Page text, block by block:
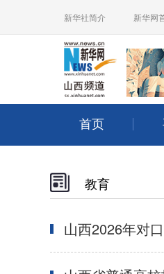
教育
山西2026年对